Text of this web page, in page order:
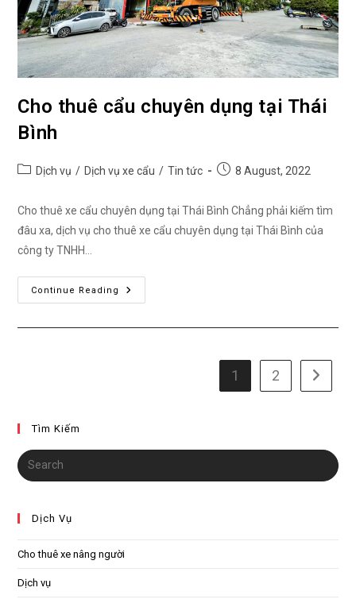
Cho thuê cẩu chuyên dụng tại Thái
Bình
PostDịch vụ / Dịch vụ xe cẩu / Tin tức
Post8 August, 2022
Cho thuê xe cẩu chuyên dụng tại Thái Bình Chẳng phải kiếm tìm
đâu xa, dịch vụ cho thuê xe cẩu chuyên dụng tại Thái Bình của
công ty TNHH…
Continue Reading
Cho
Thuê
1 2 Go to
Tìm Kiếm
Dịch Vụ
Cho thuê xe nâng người
Dịch vụ